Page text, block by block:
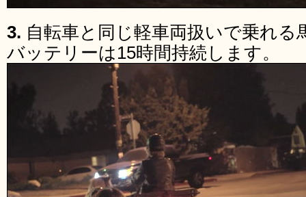
3. 自転車と同じ軽車両扱いで乗れる
バッテリーは15時間持続します。